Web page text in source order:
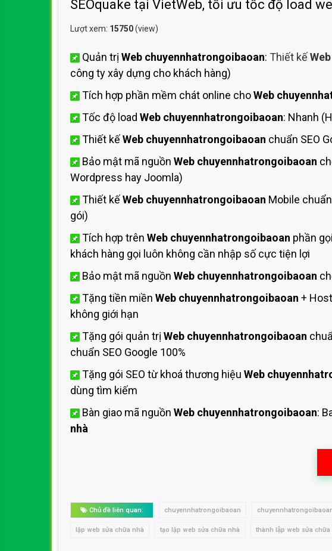
SEOquake tại VietWeb, tối ưu tốc độ load
Lượt xem: 15750(view)
Quản trị Web chuyennhatrongoibaoan: Thiết kế
công ty xây dựng cho khách hàng)
Tích hợp phần mềm chát online choWeb
Tốc độ load Web chuyennhatrongoibaoan: Nhanh
Thiết kếWeb chuyennhatrongoibaoan chuẩn SEO
Bảo mật mã nguồn Web chuyennhatrongoibaoan
Wordpress hay Joomla)
Thiết kếWeb chuyennhatrongoibaoan Mobile
gói)
Tích hợp trên Web chuyennhatrongoibaoan phần
khách hàng gọi luôn không cần nhập số cực tiện lợi
Bảo mật mã nguồn Web chuyennhatrongoibaoan
Tặng tiền miền Web chuyennhatrongoibaoan +
không giới hạn
Tặng gói quản trị Web chuyennhatrongoibaoan
chuẩn SEO Google 100%
Tặng gói SEO từ khoá thương hiệu Web
dùng tìm kiếm
Bàn giao mã nguồn Web chuyennhatrongoibaoan:
nhà
Chủ đề liên quan: chuyennhatrongoibaoan
lập web sửa chữa nhà tạo lập web sửa chữa nhà thành lập web sửa chữa